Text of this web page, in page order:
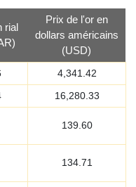
rial
Prix de l'or en
dollars américains
(USD)
4,341.42
16,280.33
139.60
134.71